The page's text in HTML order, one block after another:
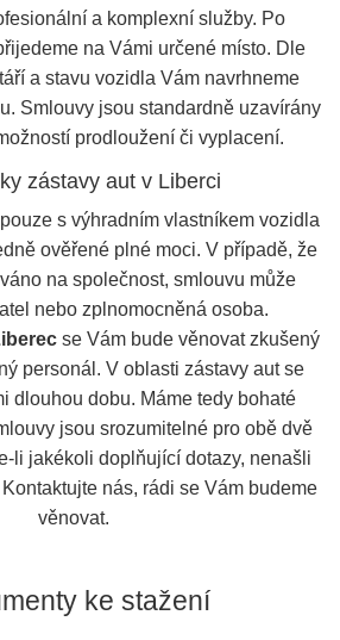
a komplexní služby. Po
na Vámi určené místo. Dle
a stavu vozidla Vám navrhneme
Smlouvy jsou standardně uzavírány
prodloužení či vyplacení.
zástavy aut v Liberci
s výhradním vlastníkem vozidla
ověřené plné moci. V případě, že
na společnost, smlouvu může
nebo zplnomocněná osoba.
se Vám bude věnovat zkušený
personál. V oblasti zástavy aut se
dlouhou dobu. Máme tedy bohaté
jsou srozumitelné pro obě dvě
li jakékoli doplňující dotazy, nenašli
nás, rádi se Vám budeme
věnovat.
ke stažení